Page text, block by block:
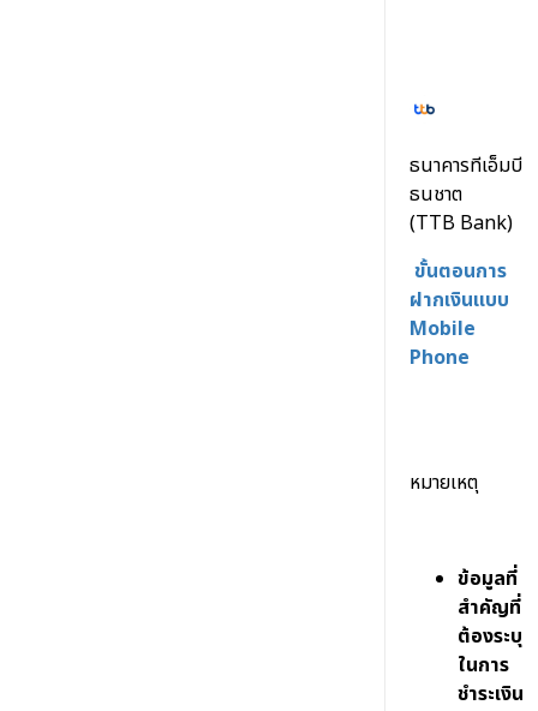
ธนาคารทีเอ็มบี
ธนชาต
(TTB Bank)
ขั้นตอนการ
ฝากเงินแบบ
Mobile
Phone
หมายเหตุ
ข้อมูลที่
สำคัญที่
ต้องระบุ
ในการ
ชำระเงิน